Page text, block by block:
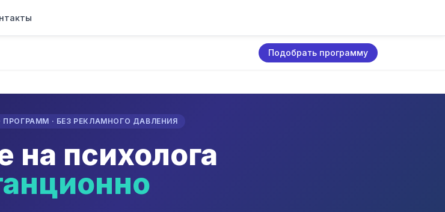
Подобрать программу
ПРОГРАММ · БЕЗ РЕКЛАМНОГО ДАВЛЕНИЯ
на психолога